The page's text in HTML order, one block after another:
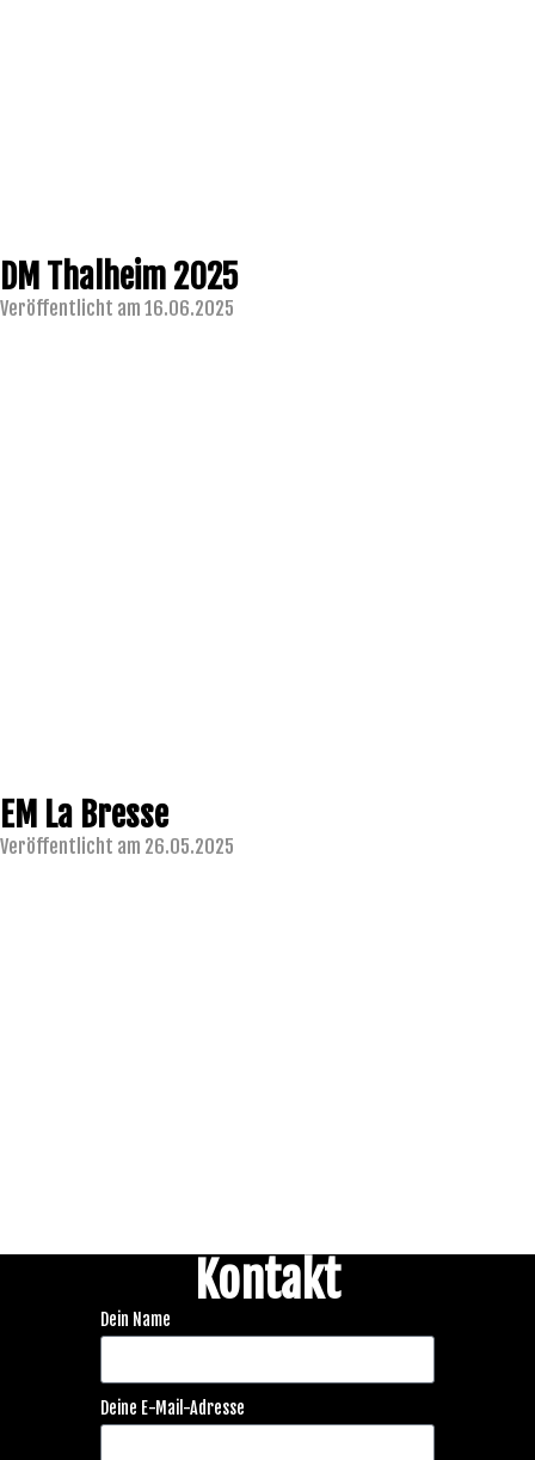
DM Thalheim 2025
Veröffentlicht am 16.06.2025
EM La Bresse
Veröffentlicht am 26.05.2025
Kontakt
Dein Name
Deine E-Mail-Adresse